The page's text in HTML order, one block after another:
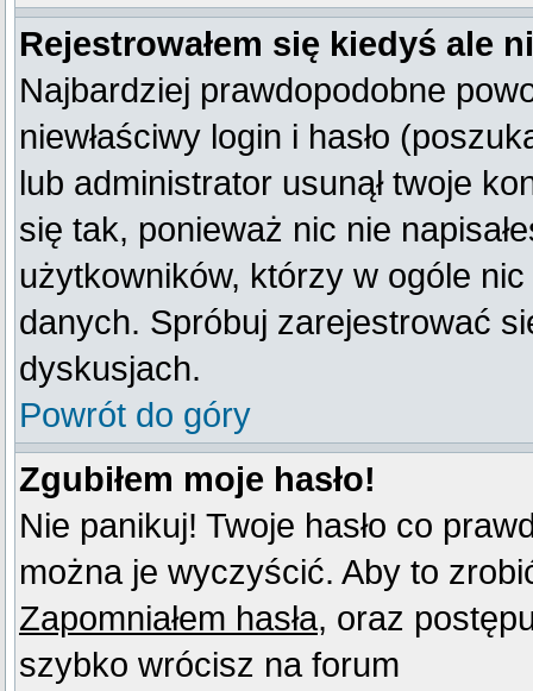
Rejestrowałem się kiedyś ale
Najbardziej prawdopodobne
niewłaściwy login i hasło
lub administrator usunął twoje
się tak, ponieważ nic nie
użytkowników, którzy w ogóle
danych. Spróbuj zarejestrować
dyskusjach.
Powrót do góry
Zgubiłem moje hasło!
Nie panikuj! Twoje hasło co
można je wyczyścić. Aby to
Zapomniałem hasła, oraz
szybko wrócisz na forum